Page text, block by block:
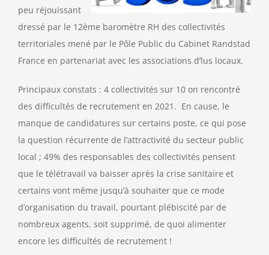
peu réjouissant
dressé par le 12ème baromètre RH des collectivités
territoriales mené par le Pôle Public du Cabinet Randstad
France en partenariat avec les associations d’lus locaux.
Principaux constats : 4 collectivités sur 10 on rencontré
des difficultés de recrutement en 2021. En cause, le
manque de candidatures sur certains poste, ce qui pose
la question récurrente de l’attractivité du secteur public
local ; 49% des responsables des collectivités pensent
que le télétravail va baisser après la crise sanitaire et
certains vont même jusqu’à souhaiter que ce mode
d’organisation du travail, pourtant plébiscité par de
nombreux agents, soit supprimé, de quoi alimenter
encore les difficultés de recrutement !